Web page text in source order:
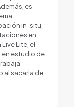
es
in-situ,
en
Lite, el
estudio de
al sacarla de